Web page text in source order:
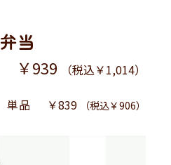
当
￥939 （税込￥1,014）
単品 ￥839 （税込￥906）